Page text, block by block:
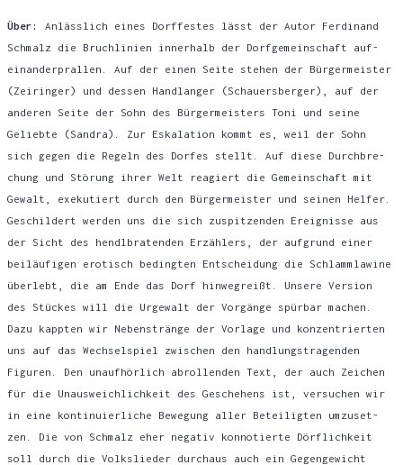
Über:
Anläss­lich eines Dorf­fes­tes lässt der Autor Fer­di­nand
Schmalz die Bruch­li­ni­en inner­halb der Dorf­ge­mein­schaft auf­
ein­an­der­pral­len. Auf der einen Sei­te ste­hen der Bür­ger­meis­ter
(Zei­rin­ger) und des­sen Hand­lan­ger (Schau­ers­ber­ger), auf der
ande­ren Sei­te der Sohn des Bür­ger­meis­ters Toni und sei­ne
Gelieb­te (San­dra). Zur Eska­la­ti­on kommt es, weil der Sohn
sich gegen die Regeln des Dor­fes stellt. Auf die­se Durch­bre­
chung und Stö­rung ihrer Welt reagiert die Gemein­schaft mit
Gewalt, exe­ku­tiert durch den Bür­ger­meis­ter und sei­nen Hel­fer.
Geschil­dert wer­den uns die sich zuspit­zen­den Ereig­nis­se aus
der Sicht des hendl­bra­ten­den Erzäh­lers, der auf­grund einer
bei­läu­fi­gen ero­tisch beding­ten Ent­schei­dung die Schlamm­la­wi­ne
über­lebt, die am Ende das Dorf hin­weg­reißt. Unse­re Ver­si­on
des Stü­ckes will die Urge­walt der Vor­gän­ge spür­bar machen.
Dazu kapp­ten wir Neben­strän­ge der Vor­la­ge und kon­zen­trier­ten
uns auf das Wech­sel­spiel zwi­schen den hand­lungs­tra­gen­den
Figu­ren. Den unauf­hör­lich abrol­len­den Text, der auch Zei­chen
für die Unaus­weich­lich­keit des Gesche­hens ist, ver­su­chen wir
in eine kon­ti­nu­ier­li­che Bewe­gung aller Betei­lig­ten umzu­set­
zen. Die von Schmalz eher nega­tiv kon­no­tier­te Dörf­lich­keit
soll durch die Volks­lie­der durch­aus auch ein Gegen­ge­wicht